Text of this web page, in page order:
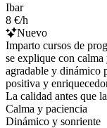
Ibar
8 €/h
Nuevo
Imparto cursos de
se explique con
agradable y dinámico
positiva y
La calidad antes que
Calma y paciencia
Dinámico y sonriente